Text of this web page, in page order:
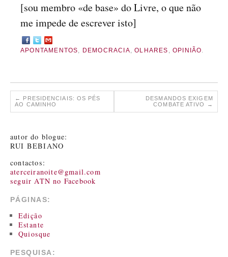
[sou membro «de base» do Livre, o que não
me impede de escrever isto]
APONTAMENTOS, DEMOCRACIA,OLHARES ,OPINIÃO.
←
PRESIDENCIAIS: OS PÉS
AO CAMINHO
DESMANDOS EXIGEM
COMBATE ATIVO
→
autor do blogue:
RUI BEBIANO
contactos:
aterceiranoite@gmail.com
seguir ATN no Facebook
PÁGINAS:
Edição
Estante
Quiosque
PESQUISA: